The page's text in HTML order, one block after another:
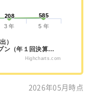
208
208 585
585
）
ン（年１回決算…
3 年 5 年
Highcharts.com
2026年05月時点